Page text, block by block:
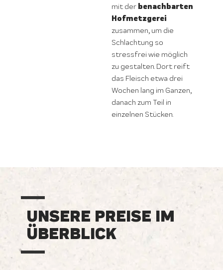
mit der benachbarten
Hofmetzgerei
zusammen, um die
Schlachtung so
stressfrei wie möglich
zu gestalten. Dort reift
das Fleisch etwa drei
Wochen lang im Ganzen,
danach zum Teil in
einzelnen Stücken.
UNSERE PREISE IM
ÜBERBLICK